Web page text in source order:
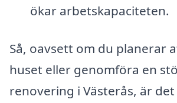
ökar arbetskapaciteten.
Så, oavsett om du planerar
huset eller genomföra en
renovering i Västerås, är